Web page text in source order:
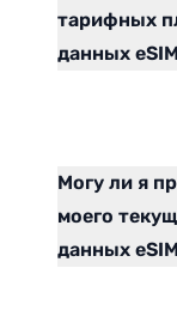
тарифных
данных
Могу ли я
моего
данных